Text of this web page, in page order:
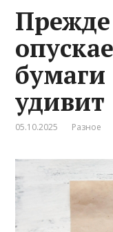
удивит
05.10.2025 Разное